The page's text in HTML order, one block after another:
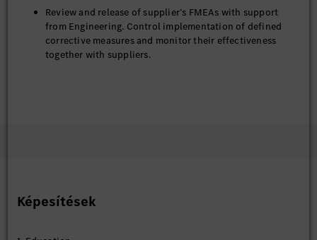
Review and release of supplier’s FMEAs with support
from Engineering. Control implementation of defined
corrective measures and monitor their effectiveness
together with suppliers.
Set up sampling schedule and get supplier’s commitment
Képesítések